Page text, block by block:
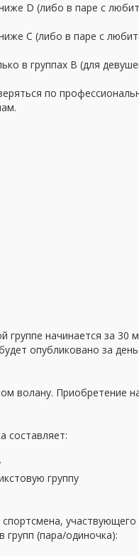
D (либо в паре с
С (либо в паре с
в группах В (для
по
группе начинается за 30
опубликовано за
волану. Приобретение
составляет:
группу
групп (пара/одиночка):